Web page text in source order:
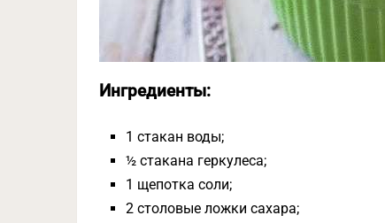
Ингредиенты:
1 стакан воды;
½ стакана геркулеса;
1 щепотка соли;
2 столовые ложки сахара;